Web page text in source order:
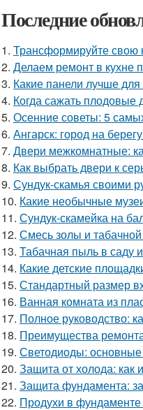
Последние
1. Трансформируйте свою
2. Делаем ремонт в кухне
3. Какие панели лучше
4. Когда сажать плодовые
5. Осенние советы: 5
6. Ангарск: город на
7. Двери межкомнатные:
8. Как выбрать двери к
9. Сундук-скамья своими
10. Какие необычные
11. Сундук-скамейка на
12. Смесь золы и
13. Табачная пыль в саду
14. Какие детские
15. Стандартный размер
16. Ванная комната из
17. Полное руководство:
18. Преимущества
19. Светодиоды:
20. Защита от холода: как
21. Защита фундамента:
22. Продухи в фундаменте